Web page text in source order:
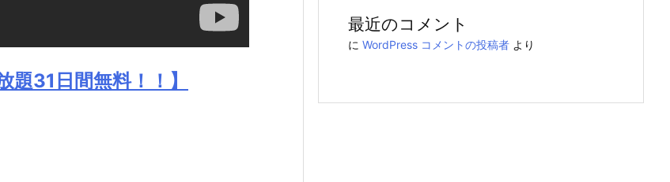
題31日間無料！！】
最近のコメント
に WordPress コメントの投稿者 より